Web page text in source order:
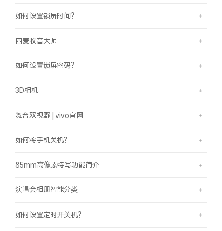
如何设置锁屏时间？
四麦收音大师
如何设置锁屏密码？
3D相机
舞台双视野 | vivo官网
如何将手机关机？
85mm高像素特写功能简介
演唱会相册智能分类
如何设置定时开关机？